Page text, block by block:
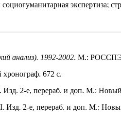
экспертиза;
анализ). 1992-2002. М.:
672 с.
Изд. 2-е, перераб. и доп. М.:
Изд. 2-е, перераб. и доп. М.: